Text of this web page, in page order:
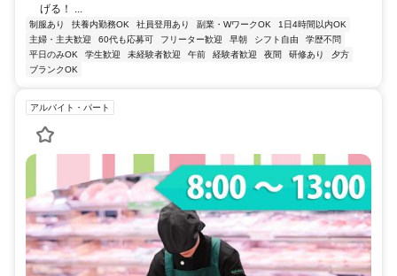
げる！ ...
制服あり 扶養内勤務OK 社員登用あり 副業・WワークOK
1日4時間以内OK
主婦・主夫歓迎
60代も応募可 フリーター歓迎 早朝 シフト自由
学歴不問
平日のみOK
学生歓迎 未経験者歓迎 午前 経験者歓迎 夜間 研修あり
夕方
ブランクOK
アルバイト・パート